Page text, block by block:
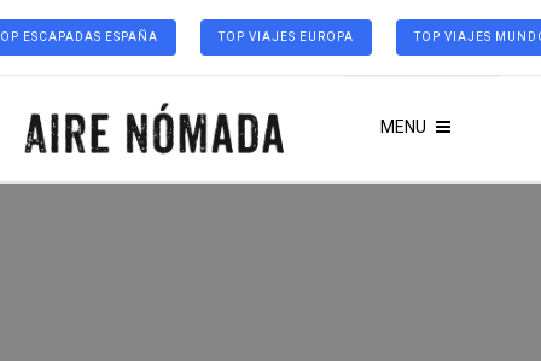
ESCAPADAS ESPAÑA TOP VIAJES EUROPA TOP VIAJES
MENU